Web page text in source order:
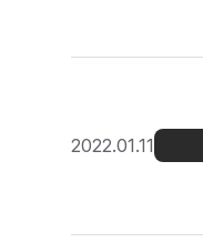
2022.01.11